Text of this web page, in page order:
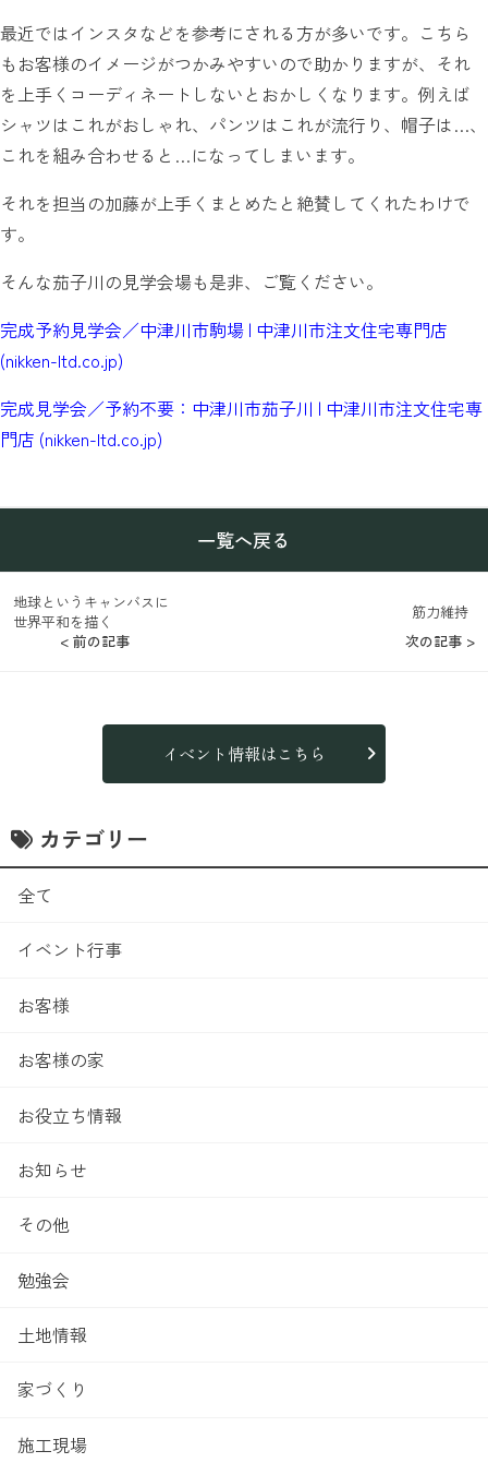
最近ではインスタなどを参考にされる方が多いです。こちら
もお客様のイメージがつかみやすいので助かりますが、それ
を上手くコーディネートしないとおかしくなります。例えば
シャツはこれがおしゃれ、パンツはこれが流行り、帽子は…、
これを組み合わせると…になってしまいます。
それを担当の加藤が上手くまとめたと絶賛してくれたわけで
す。
そんな茄子川の見学会場も是非、ご覧ください。
完成予約見学会／中津川市駒場 | 中津川市注文住宅専門店
(nikken-ltd.co.jp)
完成見学会／予約不要：中津川市茄子川 | 中津川市注文住宅専
門店 (nikken-ltd.co.jp)
< 前の記事
地球というキャンバスに
世界平和を描く
一覧へ戻る
筋力維持
次の記事 >
イベント情報はこちら
カテゴリー
全て
イベント行事
お客様
お客様の家
お役立ち情報
お知らせ
その他
勉強会
土地情報
家づくり
施工現場